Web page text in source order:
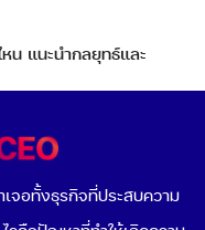
น แนะนำกลยุทธ์และ
ลยุทธ์การเข้าสู่ตลาดต่าง
จอทั้งธุรกิจที่ประสบความ